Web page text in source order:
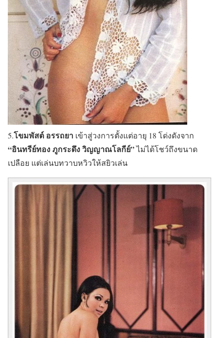
5.โขมพัสต์ อรรถยา เข้าสู่วงการตั้งแต่อายุ 18 โด่งดังจาก
“อินทรีย์ทอง ภูกระดึง วิญญาณโลกีย์”ไม่ได้โชว์ถึงขนาด
เปลือย แต่เล่นบทวาบหวิวให้สยิวเล่น